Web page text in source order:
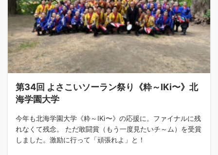
第34回 よさこいソーラン祭り《粋～IKⅰ〜》北
海学園大学
今年も北海学園大学《粋～IKⅰ〜》の応援に。ファイナルに残
れなくて残念。 ただ敢闘賞（もう一度見たいチ～ム）を受賞
しました。激励に行って「頑張れよ」と！